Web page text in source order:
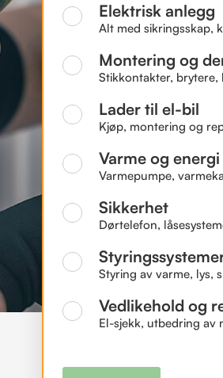
Elektrisk anlegg
Alt med sikringsskap,
Montering og
Stikkontakter, brytere,
Lader til el-bil
Kjøp, montering og
Varme og energi
Varmepumpe,
Sikkerhet
Dørtelefon,
Styring av varme, lys,
Vedlikehold og
El-sjekk, utbedring av